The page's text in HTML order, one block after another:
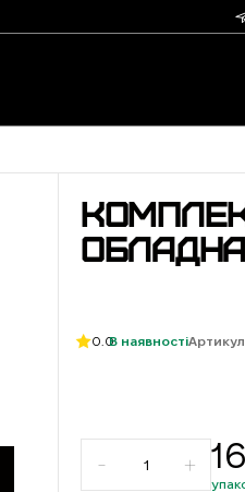
0.0В наявності